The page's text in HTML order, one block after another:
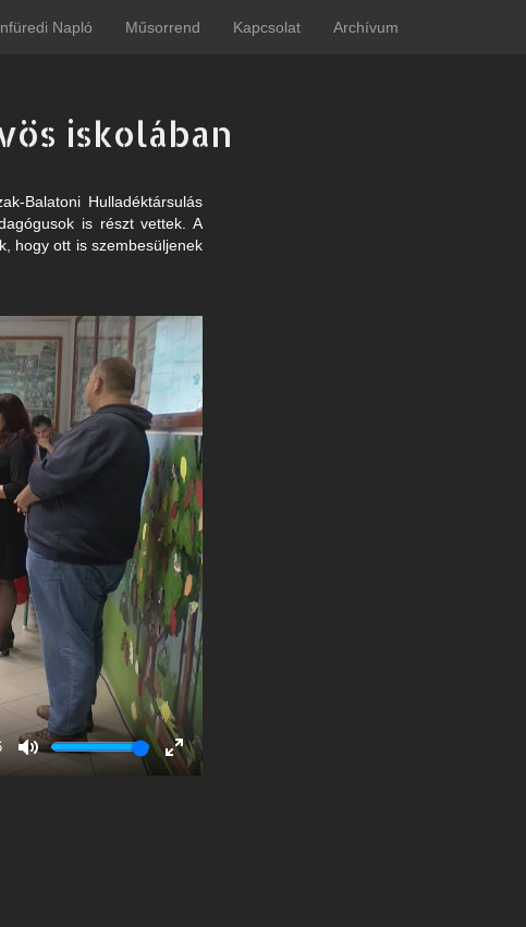
Napló Műsorrend Kapcsolat Archívum
iskolában
Balatoni Hulladéktársulás
is részt vettek. A
hogy ott is szembesüljenek
Enter